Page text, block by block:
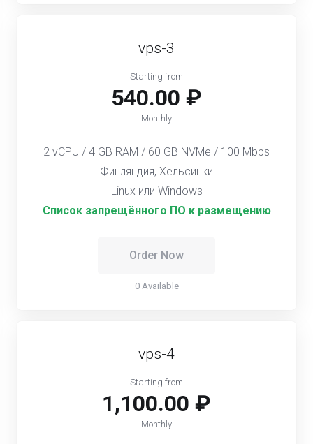
vps-3
Starting from
540.00 ₽
Monthly
2 vCPU / 4 GB RAM / 60 GB NVMe / 100 Mbps
Финляндия, Хельсинки
Linux или Windows
Список запрещённого ПО к размещению
Order Now
0 Available
vps-4
Starting from
1,100.00 ₽
Monthly